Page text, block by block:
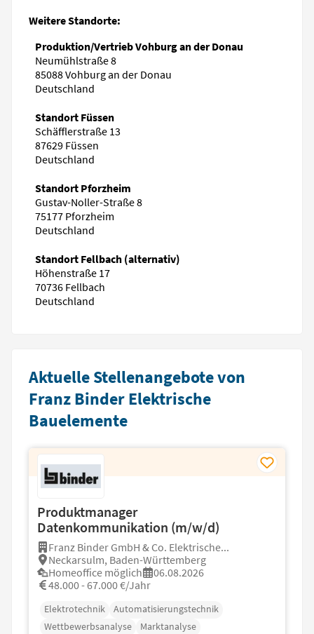
Weitere Standorte:
Produktion/Vertrieb Vohburg an der Donau
Neumühlstraße 8
85088 Vohburg an der Donau
Deutschland
Standort Füssen
Schäfflerstraße 13
87629 Füssen
Deutschland
Standort Pforzheim
Gustav-Noller-Straße 8
75177 Pforzheim
Deutschland
Standort Fellbach (alternativ)
Höhenstraße 17
70736 Fellbach
Deutschland
Aktuelle Stellenangebote von
Franz Binder Elektrische
Bauelemente
Produktmanager
Datenkommunikation (m/w/d)
Franz Binder GmbH & Co. Elektrische...
Neckarsulm, Baden-Württemberg
Homeoffice möglich
06.08.2026
48.000 - 67.000 €/Jahr
Elektrotechnik
Automatisierungstechnik
Wettbewerbsanalyse
Marktanalyse